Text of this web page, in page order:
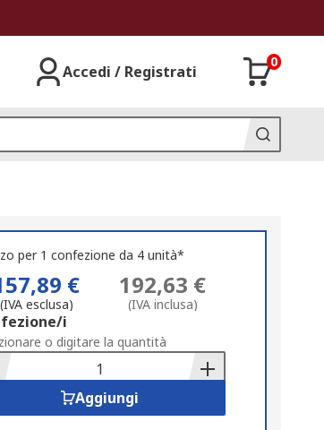
Accedi / Registrati
0
per 1 confezione da 4 unità*
€
(IVA esclusa)
192,63 €
(IVA inclusa)
i
o digitare la quantità
Aggiungi